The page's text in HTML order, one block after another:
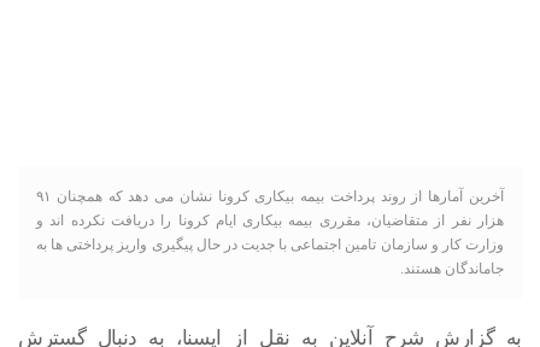
آخرین آمارها از روند پرداخت بیمه بیکاری کرونا نشان می دهد که همچنان ۹۱
هزار نفر از متقاضیان، مقرری بیمه بیکاری ایام کرونا را دریافت نکرده اند و
وزارت کار و سازمان تامین اجتماعی با جدیت در حال پیگیری واریز پرداختی ها به
جاماندگان هستند.
به گزارش شرح آنلاین به نقل از ایسنا، به دنبال گسترش